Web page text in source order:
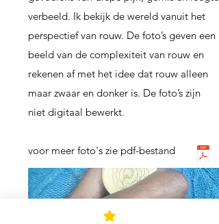
verbeeld. Ik bekijk de wereld vanuit het
perspectief van rouw. De foto’s geven een
beeld van de complexiteit van rouw en
rekenen af met het idee dat rouw alleen
maar zwaar en donker is. De foto’s zijn
niet digitaal bewerkt.
voor meer foto's zie pdf-bestand